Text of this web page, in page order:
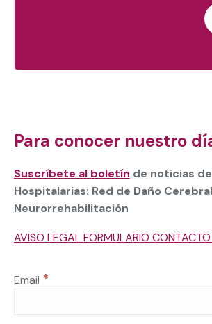
Para conocer nuestro
Suscríbete al boletín de noticias
Hospitalarias: Red de Daño
Neurorrehabilitación
AVISO LEGAL FORMULARIO
Email *